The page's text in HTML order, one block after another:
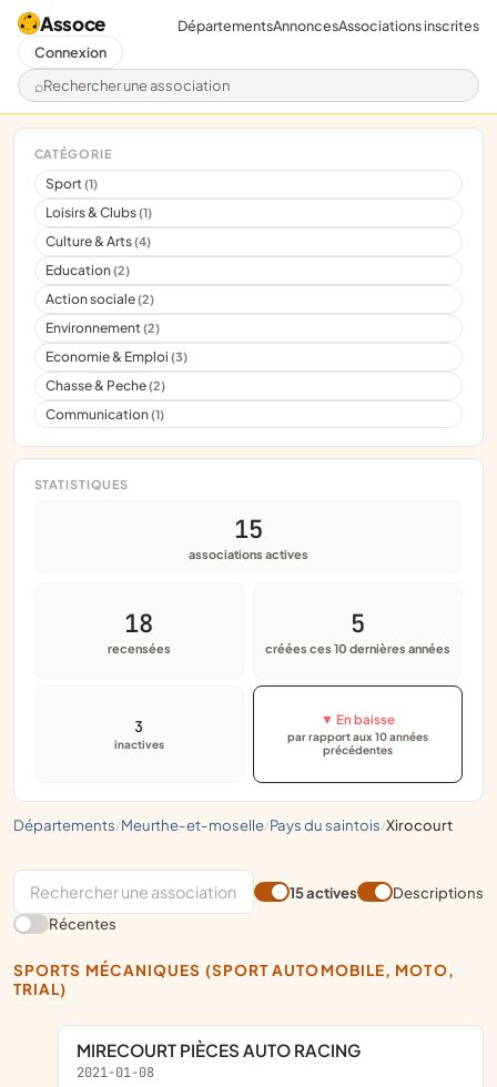
Assoce
Rechercher une association
DépartementsAnnoncesAssociations inscrites
Connexion
départements/ meurthe-et-moselle/ pays du saintois/ xirocourt
CATÉGORIE
Sport(1)
Loisirs & Clubs(1)
Culture & Arts(4)
Education(2)
Action sociale(2)
Environnement(2)
Economie & Emploi(3)
Chasse & Peche(2)
Communication(1)
STATISTIQUES
15
associations actives
18
recensées
5
créées ces 10 dernières années
3
inactives
▼ En baisse
par rapport aux 10 années
précédentes
15 actives
Descriptions
Récentes
SPORTS MÉCANIQUES (SPORT AUTOMOBILE, MOTO,
TRIAL)
MIRECOURT PIÈCES AUTO RACING
2021-01-08